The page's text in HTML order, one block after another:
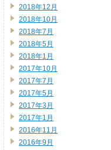
2018年12月
2018年10月
2018年7月
2018年5月
2018年1月
2017年10月
2017年7月
2017年5月
2017年3月
2017年1月
2016年11月
2016年9月